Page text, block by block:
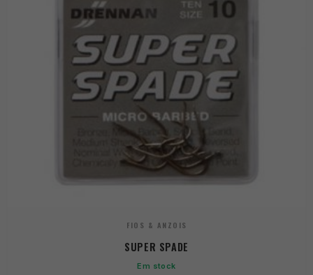
FIOS & ANZOIS
SUPER SPADE
Em stock